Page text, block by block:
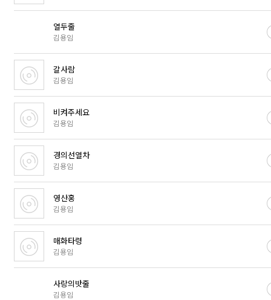
열두줄
김용임
갈사람
김용임
비켜주세요
김용임
경의선열차
김용임
영산홍
김용임
매화타령
김용임
사랑의밧줄
김용임